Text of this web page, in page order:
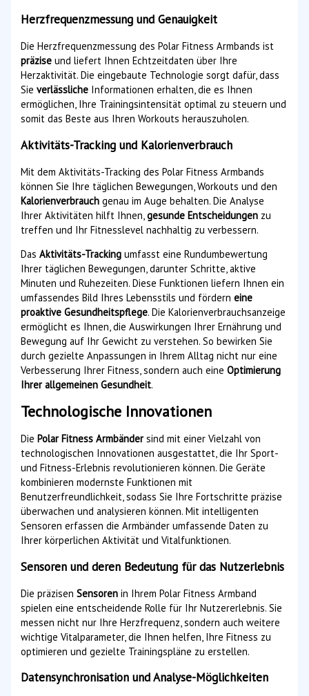
Herzfrequenzmessung und Genauigkeit
Die Herzfrequenzmessung des Polar Fitness Armbands ist
präzise und liefert Ihnen Echtzeitdaten über Ihre
Herzaktivität. Die eingebaute Technologie sorgt dafür, dass
Sieverlässliche Informationen erhalten, die es Ihnen
ermöglichen, Ihre Trainingsintensität optimal zu steuern und
somit das Beste aus Ihren Workouts herauszuholen.
Aktivitäts-Tracking und Kalorienverbrauch
Mit dem Aktivitäts-Tracking des Polar Fitness Armbands
können Sie Ihre täglichen Bewegungen, Workouts und den
Kalorienverbrauch genau im Auge behalten. Die Analyse
Ihrer Aktivitäten hilft Ihnen,gesunde Entscheidungen zu
treffen und Ihr Fitnesslevel nachhaltig zu verbessern.
DasAktivitäts-Tracking umfasst eine Rundumbewertung
Ihrer täglichen Bewegungen, darunter Schritte, aktive
Minuten und Ruhezeiten. Diese Funktionen liefern Ihnen ein
umfassendes Bild Ihres Lebensstils und förderneine
proaktive Gesundheitspflege. Die Kalorienverbrauchsanzeige
ermöglicht es Ihnen, die Auswirkungen Ihrer Ernährung und
Bewegung auf Ihr Gewicht zu verstehen. So bewirken Sie
durch gezielte Anpassungen in Ihrem Alltag nicht nur eine
Verbesserung Ihrer Fitness, sondern auch eineOptimierung
Ihrer allgemeinen Gesundheit.
Technologische Innovationen
DiePolar Fitness Armbänder sind mit einer Vielzahl von
technologischen Innovationen ausgestattet, die Ihr Sport-
und Fitness-Erlebnis revolutionieren können. Die Geräte
kombinieren modernste Funktionen mit
Benutzerfreundlichkeit, sodass Sie Ihre Fortschritte präzise
überwachen und analysieren können. Mit intelligenten
Sensoren erfassen die Armbänder umfassende Daten zu
Ihrer körperlichen Aktivität und Vitalfunktionen.
Sensoren und deren Bedeutung für das Nutzerlebnis
Die präzisenSensoren in Ihrem Polar Fitness Armband
spielen eine entscheidende Rolle für Ihr Nutzererlebnis. Sie
messen nicht nur Ihre Herzfrequenz, sondern auch weitere
wichtige Vitalparameter, die Ihnen helfen, Ihre Fitness zu
optimieren und gezielte Trainingspläne zu erstellen.
Datensynchronisation und Analyse-Möglichkeiten